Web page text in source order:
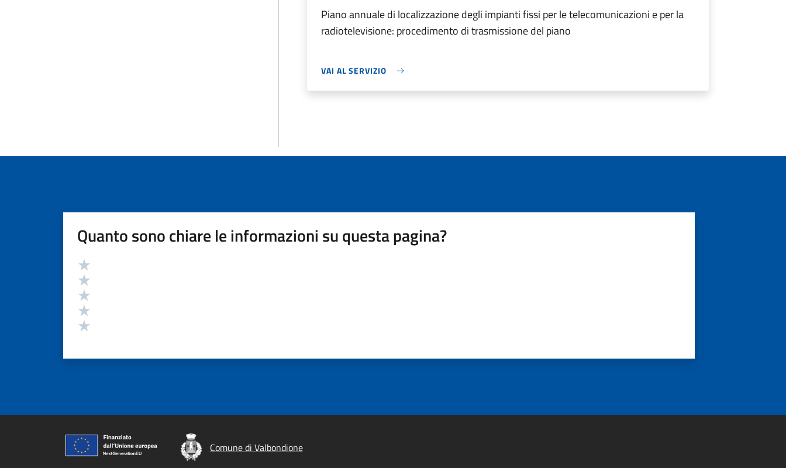
Piano annuale di localizzazione degli impianti fissi per le telecomunicazioni e per la
radiotelevisione: procedimento di trasmissione del piano
VAI AL SERVIZIO
Quanto sono chiare le informazioni su questa pagina?
Valutazione
Comune di Valbondione